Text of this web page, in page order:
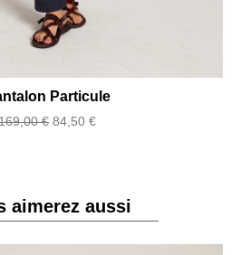
Particule
€ Prix
84,50 €
aimerez aussi